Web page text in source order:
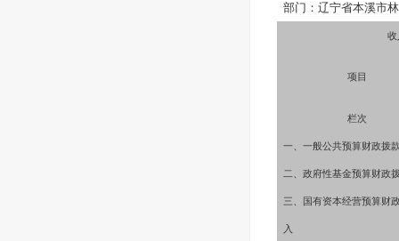
部门：辽宁省本溪市
收
项目
栏次
一、一般公共预算财政拨
二、政府性基金预算财政
三、国有资本经营预算财
入